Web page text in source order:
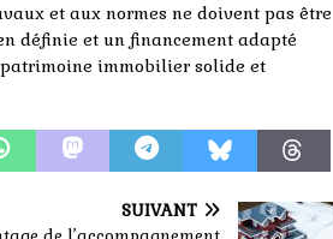
et aux normes ne doivent pas être
définie et un financement adapté
immobilier solide et
SUIVANT